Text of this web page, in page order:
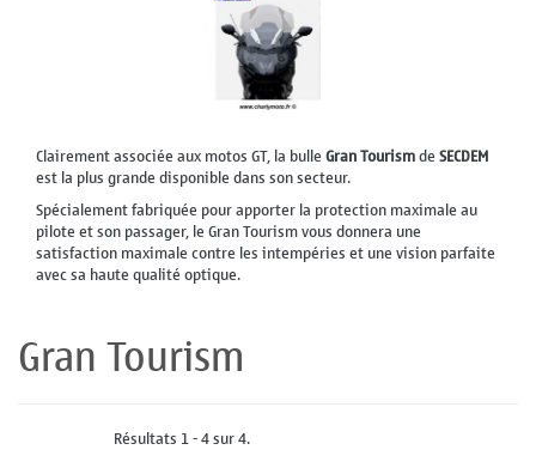
Clairement associée aux motos GT, la bulleGran TourismdeSECDEM
est la plus grande disponible dans son secteur.
Spécialement fabriquée pour apporter la protection maximale au
pilote et son passager, le Gran Tourism vous donnera une
satisfaction maximale contre les intempéries et une vision parfaite
avec sa haute qualité optique.
Gran Tourism
Résultats 1 - 4 sur 4.